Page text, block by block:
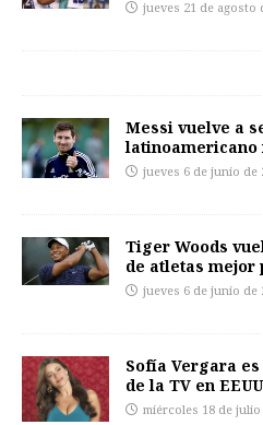
jueves 21 de agosto
Messi vuelve a
latinoamericano
jueves 6 de junio de
Tiger Woods
de atletas mejor
jueves 6 de junio de
Sofía Vergara
de la TV en EEUU
miércoles 18 de julio